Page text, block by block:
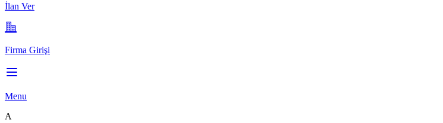
İlan Ver
Firma Girişi
Menu
A